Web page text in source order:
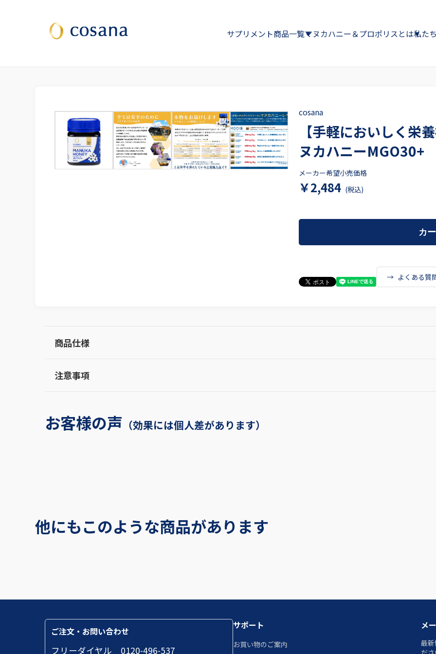
サプリメント商品一覧マヌカハニー＆プロポリスとは私た
cosana
【手軽においしく栄
ヌカハニー
メーカー希望小売価格
￥2,484 (税込)
よくある質
商品仕様
注意事項
お客様の声 （効果には個人差があります）
他にもこのような商品があります
ご注文・お問い合わせ
フリーダイヤル 0120-496-537
サポート
お買い物のご案内
メ
最